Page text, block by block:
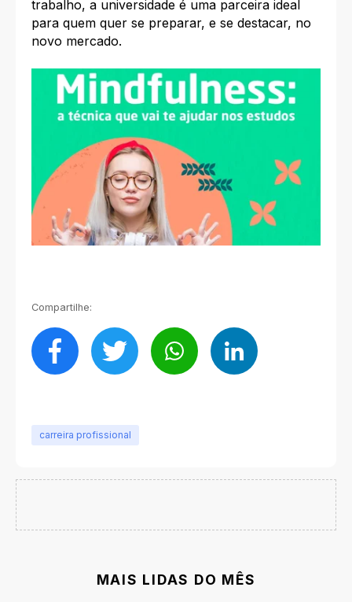
trabalho, a universidade é uma parceira ideal
para quem quer se preparar, e se destacar, no
novo mercado.
Compartilhe:
carreira profissional
MAIS LIDAS DO MÊS